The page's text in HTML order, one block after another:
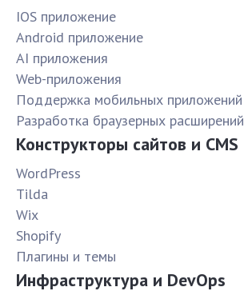
IOS приложение
Android приложение
AI приложения
Web-приложения
Поддержка мобильных приложений
Разработка браузерных расширений
Конструкторы сайтов и CMS
WordPress
Tilda
Wix
Shopify
Плагины и темы
Инфраструктура и DevOps